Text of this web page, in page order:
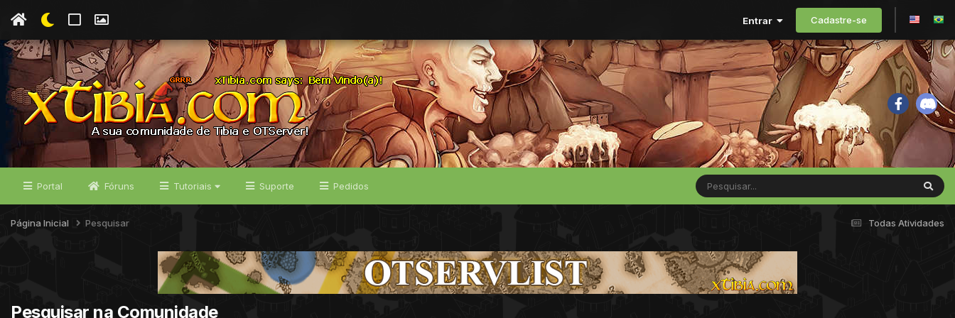
Entrar Cadastre-se
Portal Fóruns Tutoriais Suporte Pedidos
Todas Atividades
Página Inicial Pesquisar
Pesquisar na Comunidade